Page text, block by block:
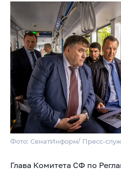
Фото: СенатИнформ/ Пресс-
Глава Комитета СФ по